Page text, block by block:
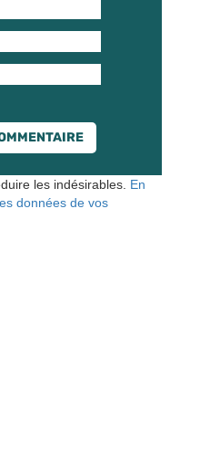
les indésirables. En
données de vos